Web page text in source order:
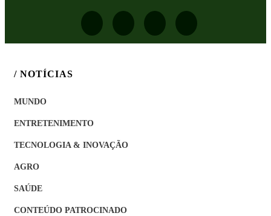
/ NOTÍCIAS
MUNDO
ENTRETENIMENTO
TECNOLOGIA & INOVAÇÃO
AGRO
SAÚDE
CONTEÚDO PATROCINADO